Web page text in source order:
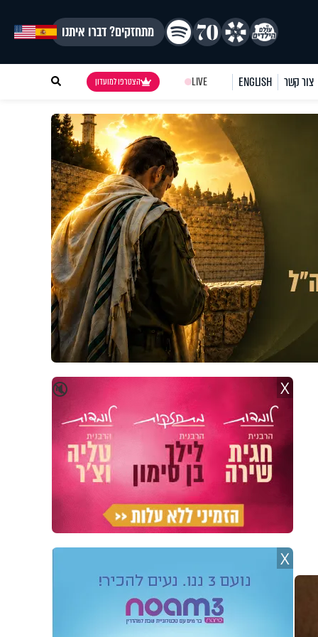
מתחזקים? דברו איתנו
צור קשר ENGLISH
LIVE הצטרפו למועדון
🔇 X
X